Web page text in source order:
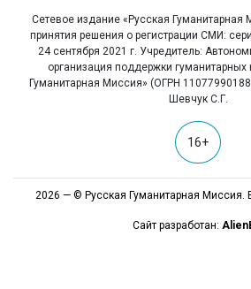
Сетевое издание «Русская Гуманитарная
принятия решения о регистрации СМИ:
24 сентября 2021 г. Учредитель:
организация поддержки гуманитарных
Гуманитарная Миссия» (ОГРН
Шевчук С.Г.
16+
2026 — © Русская Гуманитарная
Сайт разработан: